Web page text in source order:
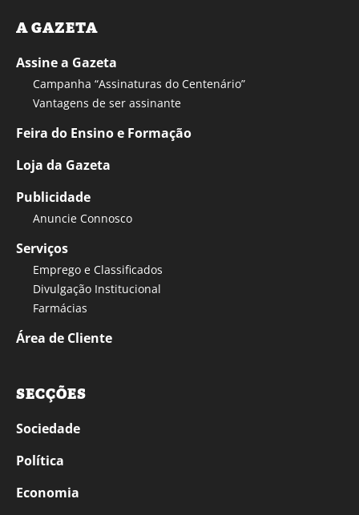
A GAZETA
Assine a Gazeta
Campanha “Assinaturas do Centenário”
Vantagens de ser assinante
Feira do Ensino e Formação
Loja da Gazeta
Publicidade
Anuncie Connosco
Serviços
Emprego e Classificados
Divulgação Institucional
Farmácias
Área de Cliente
SECÇÕES
Sociedade
Política
Economia